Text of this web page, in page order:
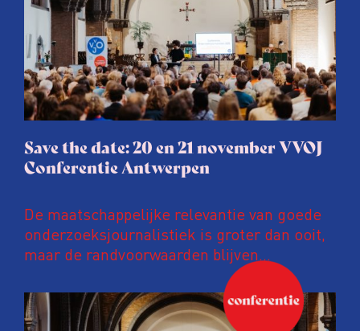
Save the date: 20 en 21 november VVOJ
Conferentie Antwerpen
De maatschappelijke relevantie van goede
onderzoeksjournalistiek is groter dan ooit,
maar de randvoorwaarden blijven
kwetsbaar. Tijdens de komende VVOJ
Conferentie duiken we in De
ongemakkelijke werkelijkheid: een eerlijke